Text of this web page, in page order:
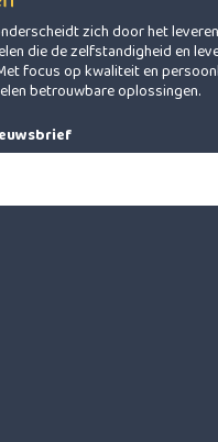
zich door het
die de zelfstandigheid en
focus op kwaliteit en
betrouwbare oplossingen.